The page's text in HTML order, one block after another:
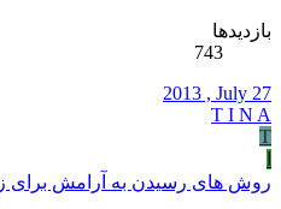
بازدیدها
743
2013 , July 27
T I N A
T
روش های رسیدن به آرامش برای